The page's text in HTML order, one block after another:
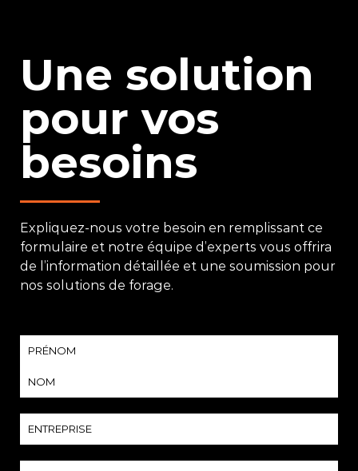
Une solution
pour vos
besoins
Expliquez-nous votre besoin en remplissant ce
formulaire et notre équipe d’experts vous offrira
de l’information détaillée et une soumission pour
nos solutions de forage.